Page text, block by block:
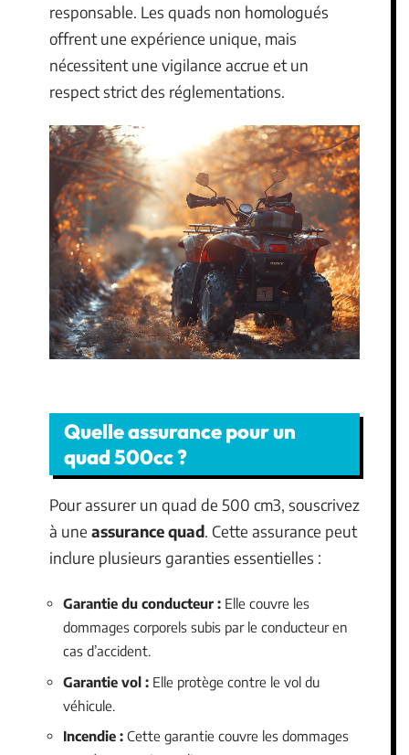
responsable. Les quads non homologués
offrent une expérience unique, mais
nécessitent une vigilance accrue et un
respect strict des réglementations.
Quelle assurance pour un
quad 500cc ?
Pour assurer un quad de 500 cm3, souscrivez
à une assurance quad. Cette assurance peut
inclure plusieurs garanties essentielles :
Garantie du conducteur : Elle couvre les
dommages corporels subis par le conducteur en
cas d’accident.
Garantie vol : Elle protège contre le vol du
véhicule.
Incendie : Cette garantie couvre les dommages